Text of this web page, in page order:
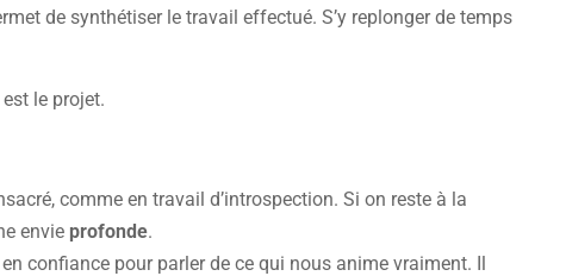
de synthétiser le travail effectué. S’y replonger de temps
le projet.
comme en travail d’introspection. Si on reste à la
envie profonde.
confiance pour parler de ce qui nous anime vraiment. Il